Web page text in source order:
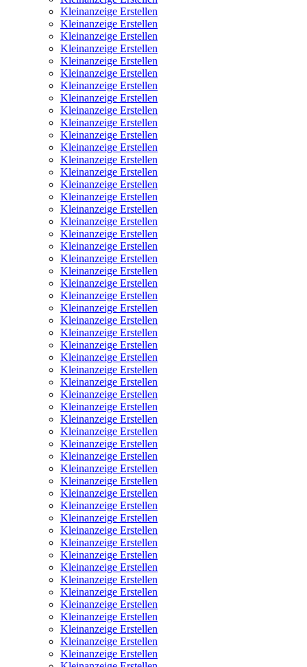
Kleinanzeige Erstellen
Kleinanzeige Erstellen
Kleinanzeige Erstellen
Kleinanzeige Erstellen
Kleinanzeige Erstellen
Kleinanzeige Erstellen
Kleinanzeige Erstellen
Kleinanzeige Erstellen
Kleinanzeige Erstellen
Kleinanzeige Erstellen
Kleinanzeige Erstellen
Kleinanzeige Erstellen
Kleinanzeige Erstellen
Kleinanzeige Erstellen
Kleinanzeige Erstellen
Kleinanzeige Erstellen
Kleinanzeige Erstellen
Kleinanzeige Erstellen
Kleinanzeige Erstellen
Kleinanzeige Erstellen
Kleinanzeige Erstellen
Kleinanzeige Erstellen
Kleinanzeige Erstellen
Kleinanzeige Erstellen
Kleinanzeige Erstellen
Kleinanzeige Erstellen
Kleinanzeige Erstellen
Kleinanzeige Erstellen
Kleinanzeige Erstellen
Kleinanzeige Erstellen
Kleinanzeige Erstellen
Kleinanzeige Erstellen
Kleinanzeige Erstellen
Kleinanzeige Erstellen
Kleinanzeige Erstellen
Kleinanzeige Erstellen
Kleinanzeige Erstellen
Kleinanzeige Erstellen
Kleinanzeige Erstellen
Kleinanzeige Erstellen
Kleinanzeige Erstellen
Kleinanzeige Erstellen
Kleinanzeige Erstellen
Kleinanzeige Erstellen
Kleinanzeige Erstellen
Kleinanzeige Erstellen
Kleinanzeige Erstellen
Kleinanzeige Erstellen
Kleinanzeige Erstellen
Kleinanzeige Erstellen
Kleinanzeige Erstellen
Kleinanzeige Erstellen
Kleinanzeige Erstellen